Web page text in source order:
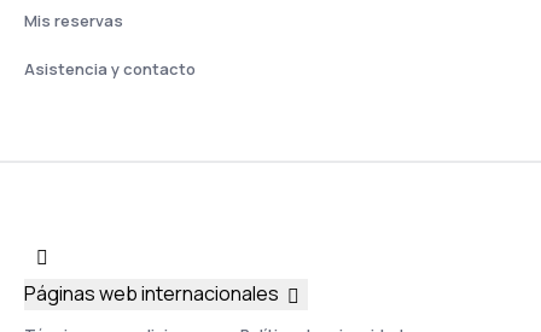
Mis reservas
Asistencia y contacto
Páginas web internacionales